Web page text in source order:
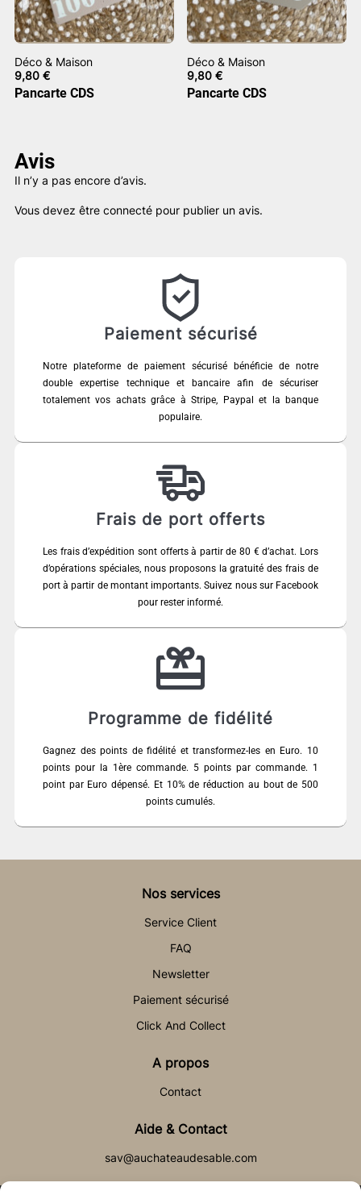
Déco & Maison
9,80 €
Pancarte CDS
Déco & Maison
9,80€
Pancarte CDS
Avis
Il n’y a pas encore d’avis.
Vous devez être connecté pour publier un avis.
Paiement sécurisé
Notre plateforme de paiement sécurisé bénéficie de notre
double expertise technique et bancaire afin de sécuriser
totalement vos achats grâce à Stripe, Paypal et la banque
populaire.
Frais de port offerts
Les frais d’expédition sont offerts à partir de 80 € d’achat. Lors
d’opérations spéciales, nous proposons la gratuité des frais de
port à partir de montant importants. Suivez nous sur Facebook
pour rester informé.
Programme de fidélité
Gagnez des points de fidélité et transformez-les en Euro. 10
points pour la 1ère commande. 5 points par commande. 1
point par Euro dépensé. Et 10% de réduction au bout de 500
points cumulés.
Nos services
Service Client
FAQ
Newsletter
Paiement sécurisé
Click And Collect
A propos
Contact
Aide & Contact
sav@auchateaudesable.com